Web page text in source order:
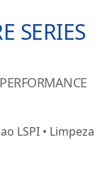
SERIES
LSPI • Limpeza